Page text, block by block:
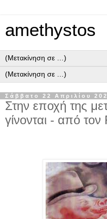
amethystos
Σάββατο 22 Απριλίου
Στην εποχή της
γίνονται - από